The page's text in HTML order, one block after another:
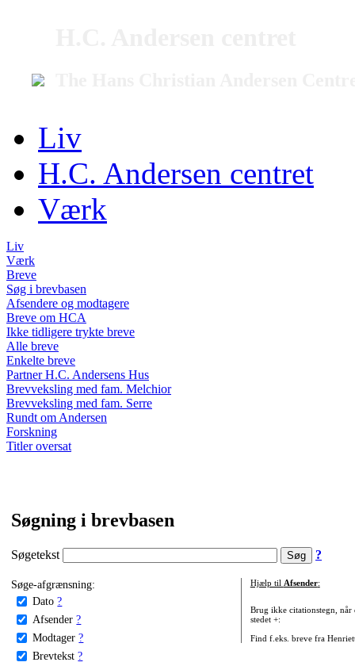
Liv
H.C. Andersen centret
Værk
Liv
Værk
Breve
Søg i brevbasen
Afsendere og modtagere
Breve om HCA
Ikke tidligere trykte breve
Alle breve
Enkelte breve
Partner H.C. Andersens Hus
Brevveksling med fam. Melchior
Brevveksling med fam. Serre
Rundt om Andersen
Forskning
Titler oversat
Søgning i brevbasen
Søgetekst ?
Søge-afgrænsning:
Dato ?
Afsender ?
Modtager ?
Brevtekst ?
Hjælp til Afsender:
Brug ikke citationstegn, når
stedet +:
Find f.eks. breve fra